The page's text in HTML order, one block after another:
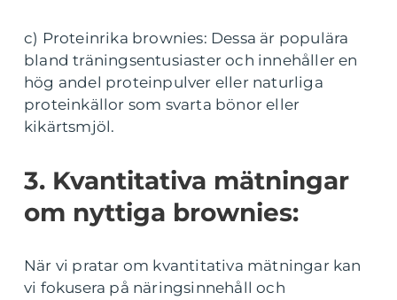
c) Proteinrika brownies: Dessa är populära
bland träningsentusiaster och innehåller en
hög andel proteinpulver eller naturliga
proteinkällor som svarta bönor eller
kikärtsmjöl.
3. Kvantitativa mätningar
om nyttiga brownies:
När vi pratar om kvantitativa mätningar kan
vi fokusera på näringsinnehåll och